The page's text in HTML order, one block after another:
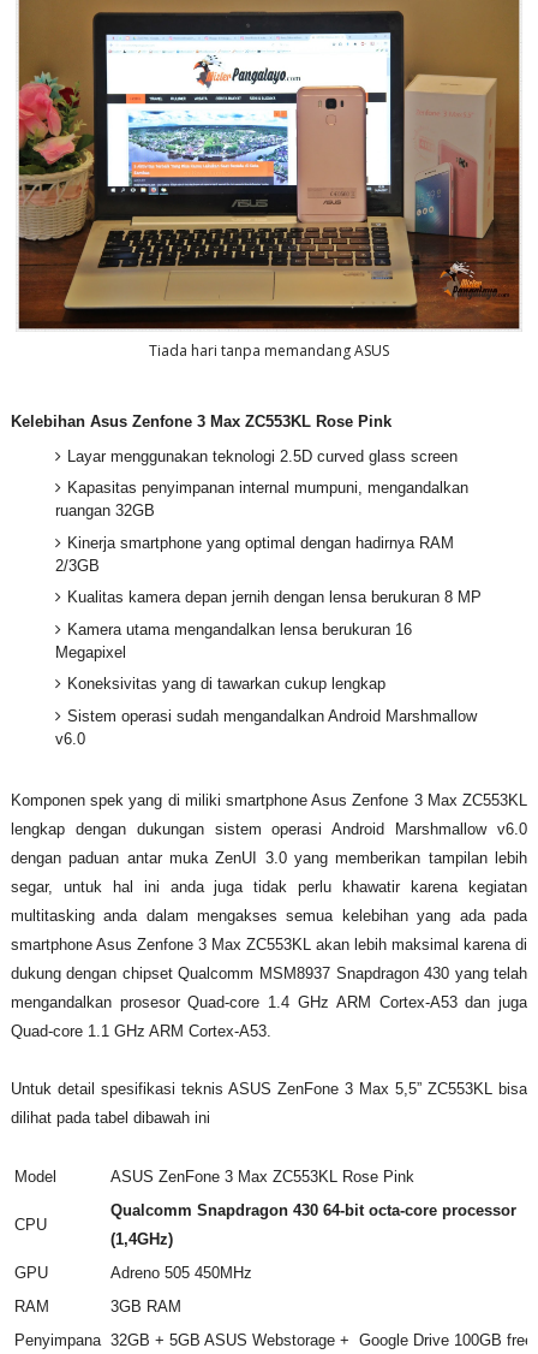
Tiada hari tanpa memandang ASUS
Kelebihan Asus Zenfone 3 Max ZC553KL Rose Pink
Layar menggunakan teknologi 2.5D curved glass screen
Kapasitas penyimpanan internal mumpuni, mengandalkan
ruangan 32GB
Kinerja smartphone yang optimal dengan hadirnya RAM
2/3GB
Kualitas kamera depan jernih dengan lensa berukuran 8 MP
Kamera utama mengandalkan lensa berukuran 16
Megapixel
Koneksivitas yang di tawarkan cukup lengkap
Sistem operasi sudah mengandalkan Android Marshmallow
v6.0
Komponen spek yang di miliki smartphone Asus Zenfone 3 Max ZC553KL
lengkap dengan dukungan sistem operasi Android Marshmallow v6.0
dengan paduan antar muka ZenUI 3.0 yang memberikan tampilan lebih
segar, untuk hal ini anda juga tidak perlu khawatir karena kegiatan
multitasking anda dalam mengakses semua kelebihan yang ada pada
smartphone Asus Zenfone 3 Max ZC553KL akan lebih maksimal karena di
dukung dengan chipset Qualcomm MSM8937 Snapdragon 430 yang telah
mengandalkan prosesor Quad-core 1.4 GHz ARM Cortex-A53 dan juga
Quad-core 1.1 GHz ARM Cortex-A53.
Untuk detail spesifikasi teknis ASUS ZenFone 3 Max 5,5” ZC553KL bisa
dilihat pada tabel dibawah ini
Model ASUS ZenFone 3 Max ZC553KL Rose Pink
CPU
Qualcomm Snapdragon 430 64-bit octa-core processor
(1,4GHz)
GPU
Adreno 505 450MHz
RAM
3GB RAM
Penyimpana 32GB + 5GB ASUS Webstorage + Google Drive 100GB free